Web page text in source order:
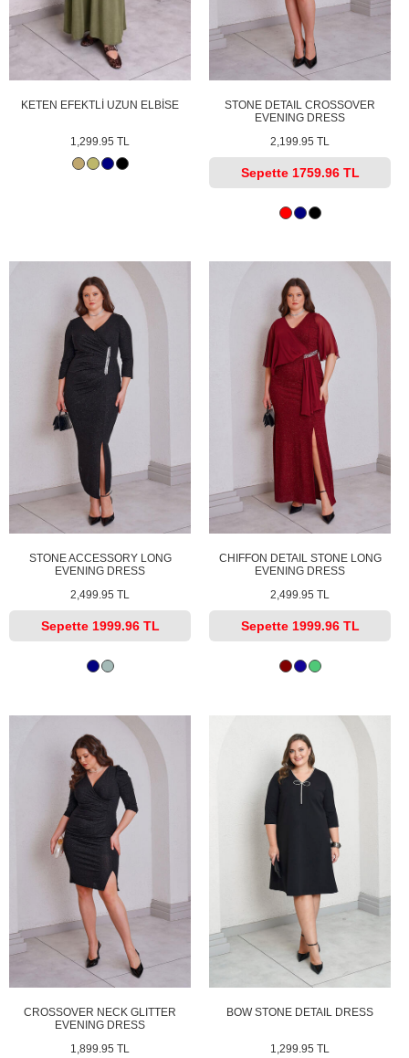
KETEN EFEKTLİ UZUN ELBİSE
1,299.95 TL
STONE DETAIL CROSSOVER
EVENING DRESS
2,199.95 TL
Sepette 1759.96 TL
STONE ACCESSORY LONG
EVENING DRESS
2,499.95 TL
Sepette 1999.96 TL
CHIFFON DETAIL STONE LONG
EVENING DRESS
2,499.95 TL
Sepette 1999.96 TL
CROSSOVER NECK GLITTER
EVENING DRESS
1,899.95 TL
BOW STONE DETAIL DRESS
1,299.95 TL